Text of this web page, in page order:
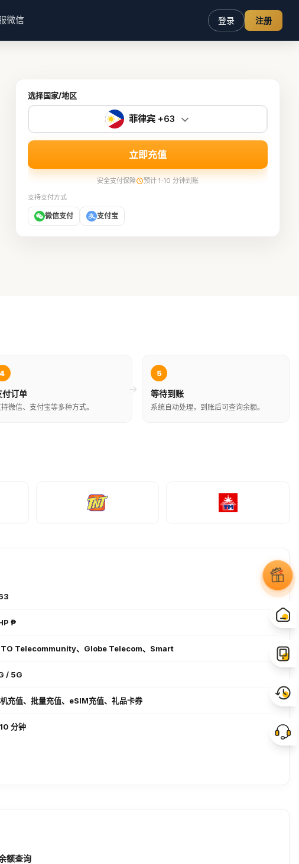
微信 登录 注册
选择国家/地区
菲律宾 +63
立即充值
安全支付保障
预计 1-10 分钟到账
支持支付方式
微信支付 支付宝
4
付订单
持微信、支付宝等多种方式。
→
5
等待到账
系统自动处理，到账后可查询余额。
₱
Telecommunity、Globe Telecom、Smart
/ 5G
充值、批量充值、eSIM充值、礼品卡券
分钟
额查询